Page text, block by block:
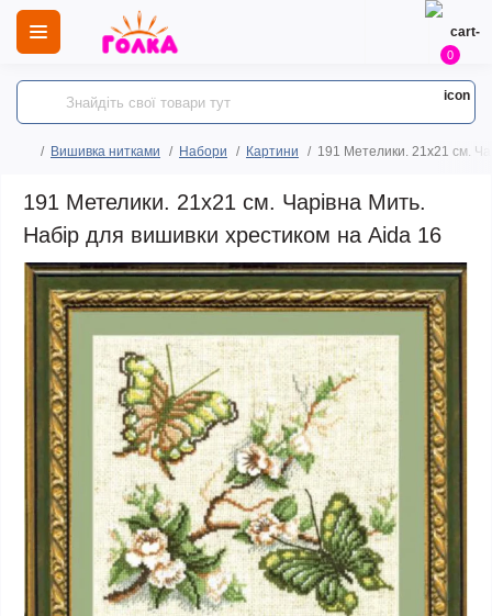
0
Вишивка нитками Набори Картини 191 Метелики. 21x21 см.
191 Метелики. 21x21 см. Чарівна Мить.
Набір для вишивки хрестиком на Aida 16